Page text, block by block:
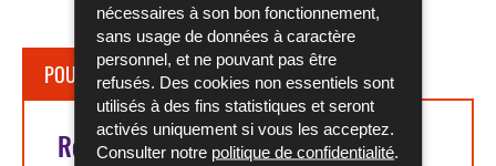
nécessaires à son bon fonctionnement,
sans usage de données à caractère
personnel, et ne pouvant pas être
refusés. Des cookies non essentiels sont
utilisés à des fins statistiques et seront
activés uniquement si vous les acceptez.
Consulter notre politique de confidentialité.
POUR EN SAVOIR PLUS
Références légales